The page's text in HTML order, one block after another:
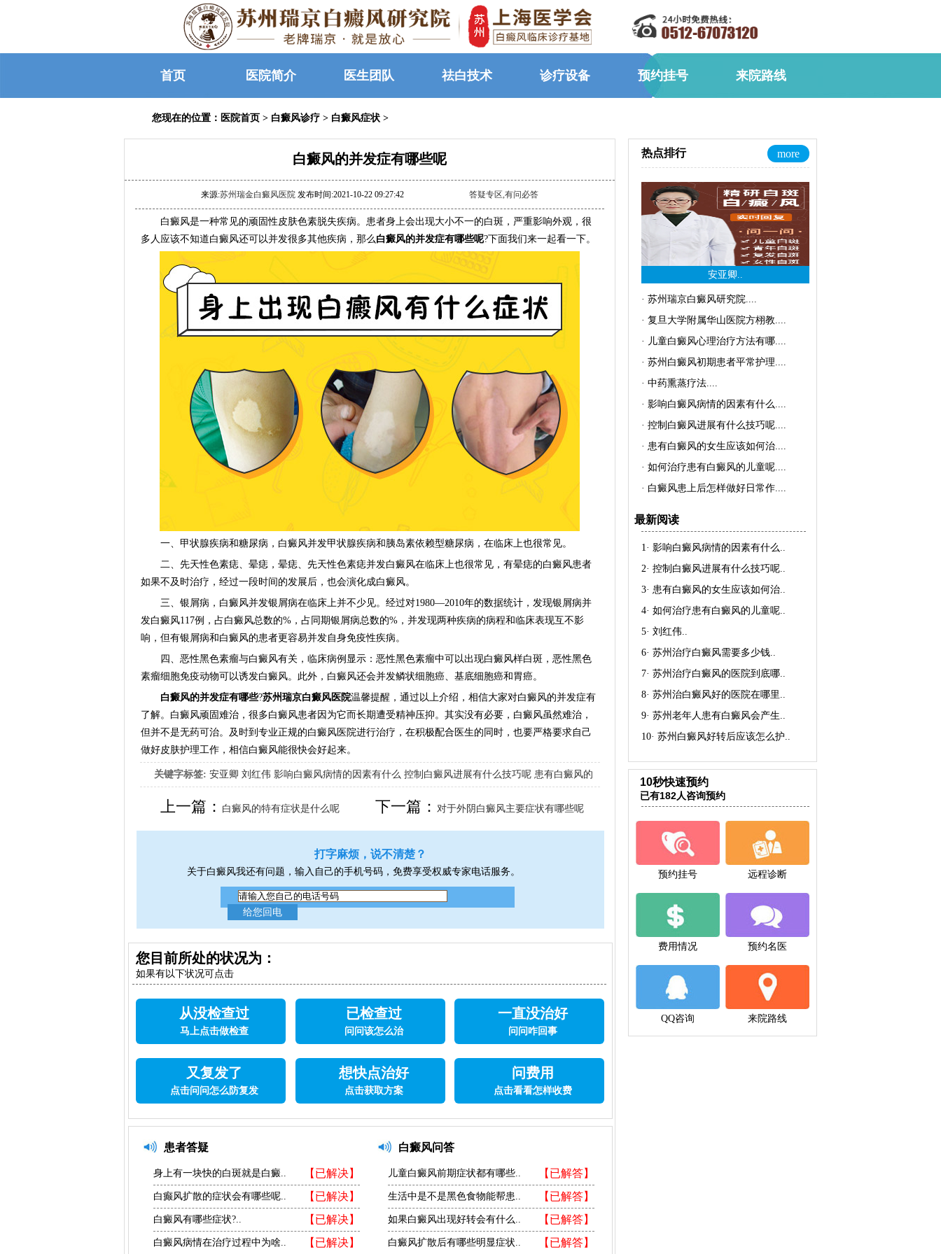
首页 医院简介 医生团队 祛白技术 诊疗设备 预约挂号 来院路线
您现在的位置： 医院首页 > 白癜风诊疗 > 白癜风症状 >
白癜风的并发症有哪些呢
来源:苏州瑞金白癜风医院 发布时间:2021-10-22 09:27:42 答疑专区,有问必答
白癜风是一种常见的顽固性皮肤色素脱失疾病。患者身上会出现大小不一的白斑，严重影响外观，很
多人应该不知道白癜风还可以并发很多其他疾病，那么白癜风的并发症有哪些呢?下面我们来一起看一下。
一、甲状腺疾病和糖尿病，白癜风并发甲状腺疾病和胰岛素依赖型糖尿病，在临床上也很常见。
二、先天性色素痣、晕痣，晕痣、先天性色素痣并发白癜风在临床上也很常见，有晕痣的白癜风患者
如果不及时治疗，经过一段时间的发展后，也会演化成白癜风。
三、银屑病，白癜风并发银屑病在临床上并不少见。经过对1980—2010年的数据统计，发现银屑病并
发白癜风117例，占白癜风总数的%，占同期银屑病总数的%，并发现两种疾病的病程和临床表现互不影
响，但有银屑病和白癜风的患者更容易并发自身免疫性疾病。
四、恶性黑色素瘤与白癜风有关，临床病例显示：恶性黑色素瘤中可以出现白癜风样白斑，恶性黑色
素瘤细胞免疫动物可以诱发白癜风。此外，白癜风还会并发鳞状细胞癌、基底细胞癌和胃癌。
白癜风的并发症有哪些?苏州瑞京白癜风医院温馨提醒，通过以上介绍，相信大家对白癜风的并发症有
了解。白癜风顽固难治，很多白癜风患者因为它而长期遭受精神压抑。其实没有必要，白癜风虽然难治，
但并不是无药可治。及时到专业正规的白癜风医院进行治疗，在积极配合医生的同时，也要严格要求自己
做好皮肤护理工作，相信白癜风能很快会好起来。
关键字标签: 安亚卿 刘红伟 影响白癜风病情的因素有什么 控制白癜风进展有什么技巧呢 患有白癜风的
女生应该如何治疗呢
上一篇： 白癜风的特有症状是什么呢 下一篇：对于外阴白癜风主要症状有哪些呢
打字麻烦，说不清楚？
关于白癜风我还有问题，输入自己的手机号码，免费享受权威专家电话服务。
您目前所处的状况为：
如果有以下状况可点击
从没检查过
马上点击做检查
已检查过
问问该怎么治
一直没治好
问问咋回事
又复发了
点击问问怎么防复发
想快点治好
点击获取方案
问费用
点击看看怎样收费
患者答疑
【已解决】
身上有一块快的白斑就是白癜..
【已解决】
白癫风扩散的症状会有哪些呢..
【已解决】
白癜风有哪些症状?..
【已解决】
白癜风病情在治疗过程中为啥..
白癜风问答
【已解答】
儿童白癜风前期症状都有哪些..
【已解答】
生活中是不是黑色食物能帮患..
【已解答】
如果白癜风出现好转会有什么..
【已解答】
白癜风扩散后有哪些明显症状..
热点排行 more
安亚卿..
· 苏州瑞京白癜风研究院....
· 复旦大学附属华山医院方栩教....
· 儿童白癜风心理治疗方法有哪....
· 苏州白癜风初期患者平常护理....
· 中药熏蒸疗法....
· 影响白癜风病情的因素有什么....
· 控制白癜风进展有什么技巧呢....
· 患有白癜风的女生应该如何治....
· 如何治疗患有白癜风的儿童呢....
· 白癜风患上后怎样做好日常作....
最新阅读
1· 影响白癜风病情的因素有什么..
2· 控制白癜风进展有什么技巧呢..
3· 患有白癜风的女生应该如何治..
4· 如何治疗患有白癜风的儿童呢..
5· 刘红伟..
6· 苏州治疗白癜风需要多少钱..
7· 苏州治疗白癜风的医院到底哪..
8· 苏州治白癜风好的医院在哪里 ..
9· 苏州老年人患有白癜风会产生..
10· 苏州白癜风好转后应该怎么护..
10秒快速预约
已有182人咨询预约
预约挂号 远程诊断
费用情况 预约名医
QQ咨询 来院路线